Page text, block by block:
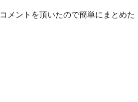
メントを頂いたので簡単にまとめた